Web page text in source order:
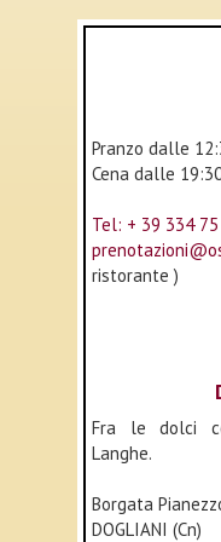
Pranzo dalle
Cena dalle
Tel: + 39 334
ristorante )
Fra le dolci
Langhe.
Borgata
DOGLIANI (Cn)